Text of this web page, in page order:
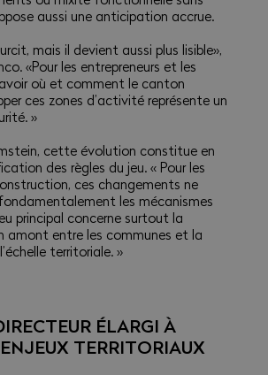
aussi une anticipation accrue.
mais il devient aussi plus lisible»,
«Pour les entrepreneurs et les
où et comment le canton
ces zones d’activité représente un
»
cette évolution constitue en
des règles du jeu. « Pour les
ces changements ne
les mécanismes
principal concerne surtout la
amont entre les communes et la
territoriale. »
ÉLARGI À
ENJEUX TERRITORIAUX